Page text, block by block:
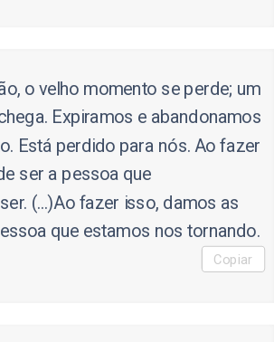
o velho momento se perde; um
Expiramos e abandonamos
Está perdido para nós. Ao fazer
ser a pessoa que
(...)Ao fazer isso, damos as
que estamos nos tornando.
Copiar